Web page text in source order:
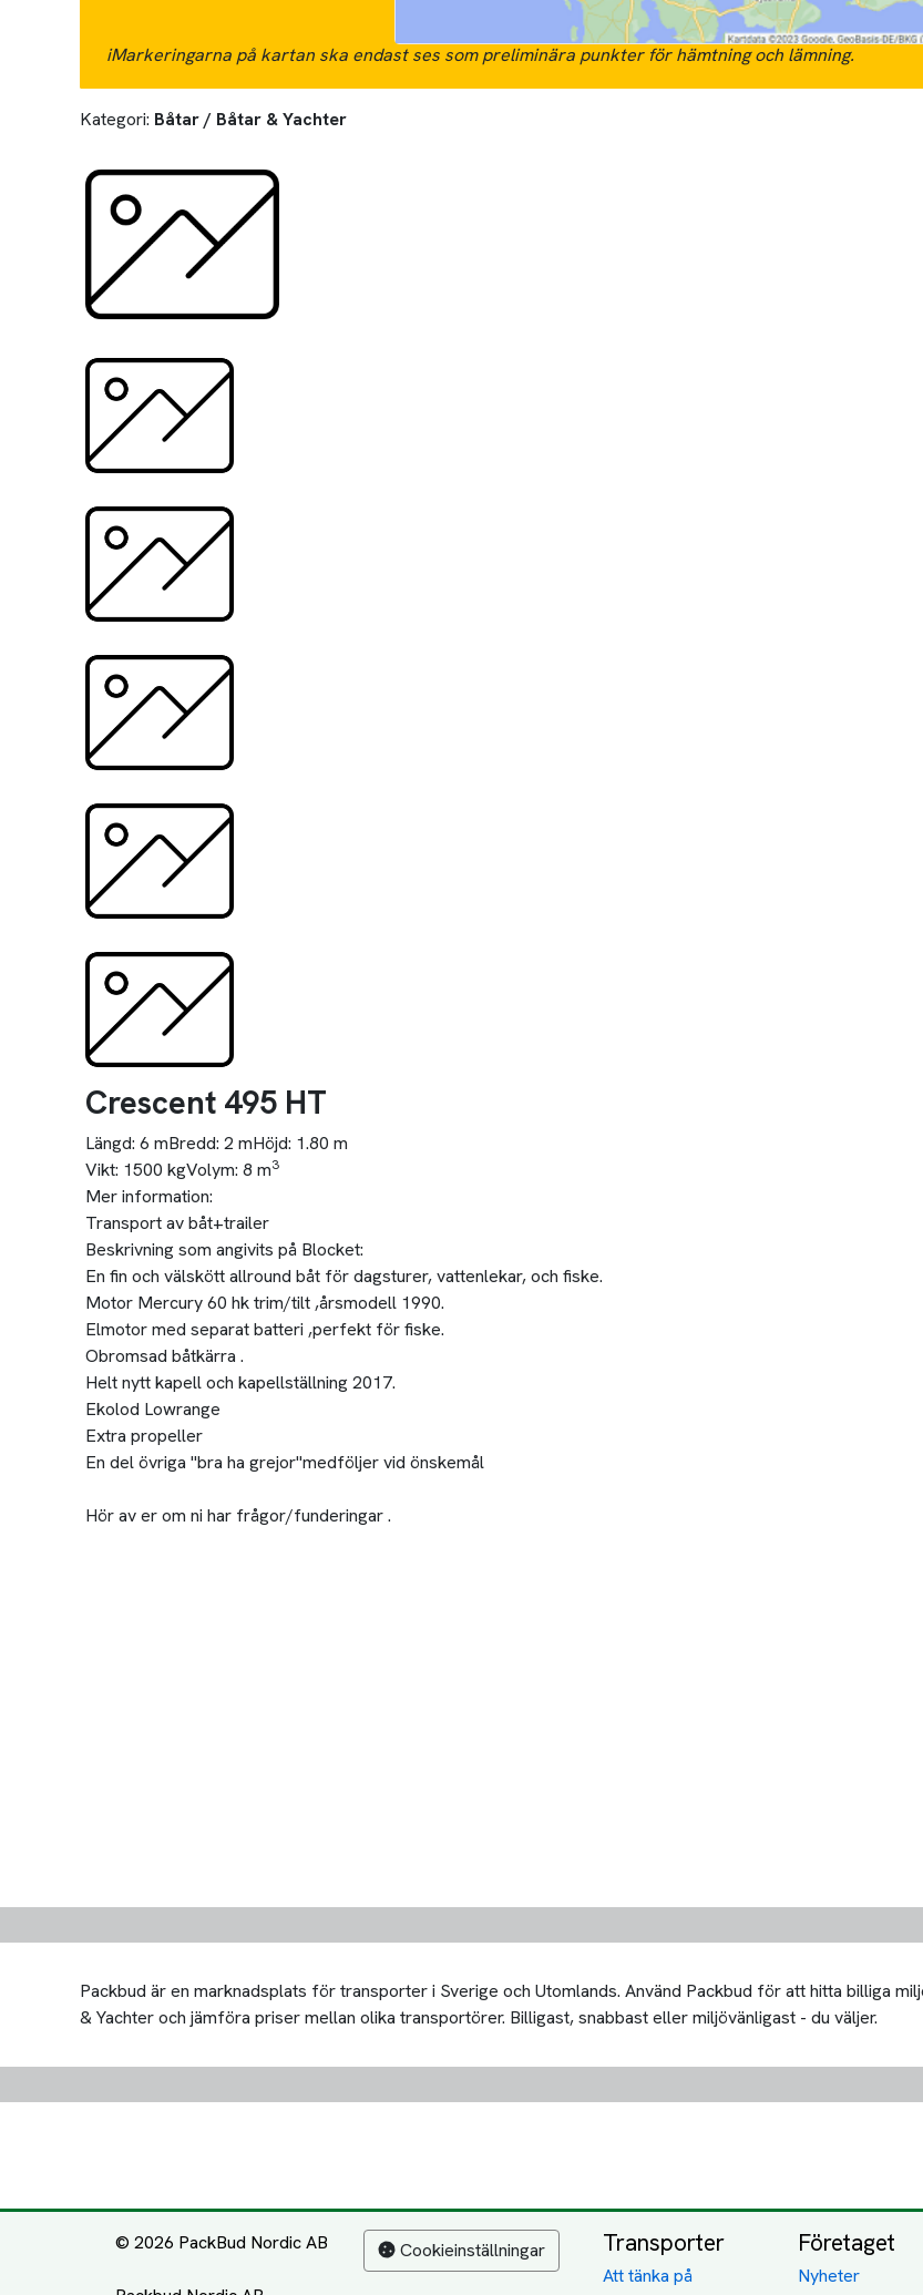
iMarkeringarna på kartan ska endast ses som preliminära punkter för hämtning och lämning.
Kategori: Båtar / Båtar & Yachter
Crescent 495 HT
Längd: 6 mBredd: 2 mHöjd: 1.80 m
Vikt: 1500 kgVolym: 8 m3
Mer information:
Transport av båt+trailer
Beskrivning som angivits på Blocket:
En fin och välskött allround båt för dagsturer, vattenlekar, och fiske.
Motor Mercury 60 hk trim/tilt ,årsmodell 1990.
Elmotor med separat batteri ,perfekt för fiske.
Obromsad båtkärra .
Helt nytt kapell och kapellställning 2017.
Ekolod Lowrange
Extra propeller
En del övriga "bra ha grejor"medföljer vid önskemål
Hör av er om ni har frågor/funderingar .
Packbud är en marknadsplats för transporter i Sverige och Utomlands. Använd Packbud för att hitta billiga
& Yachter och jämföra priser mellan olika transportörer. Billigast, snabbast eller miljövänligast - du väljer.
© 2026 PackBud Nordic AB Cookieinställningar Transporter
Att tänka på
Företaget
Nyheter